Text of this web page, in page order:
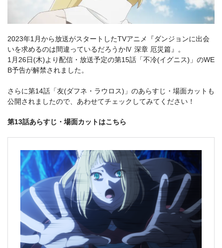
2023年1月から放送がスタートしたTVアニメ『ダンジョンに出会
いを求めるのは間違っているだろうかⅣ 深章 厄災篇』。
1月26日(木)より配信・放送予定の第15話「不冷(イグニス)」のWE
B予告が解禁されました。
さらに第14話「友(ダフネ・ラウロス)」のあらすじ・場面カットも
公開されましたので、あわせてチェックしてみてください！
第13話あらすじ・場面カットはこちら